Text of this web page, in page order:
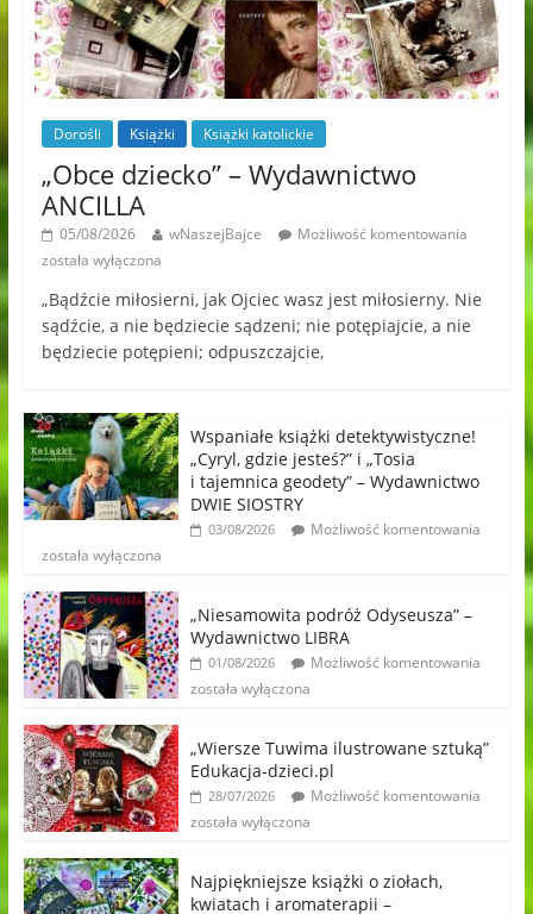
Dorośli Książki Książki katolickie
„Obce dziecko” – Wydawnictwo
ANCILLA
05/08/2026 wNaszejBajce
Możliwość komentowania
została wyłączona
„Bądźcie miłosierni, jak Ojciec wasz jest miłosierny. Nie
sądźcie, a nie będziecie sądzeni; nie potępiajcie, a nie
będziecie potępieni; odpuszczajcie,
Wspaniałe książki detektywistyczne!
„Cyryl, gdzie jesteś?” i „Tosia
i tajemnica geodety” – Wydawnictwo
DWIE SIOSTRY
03/08/2026
Możliwość komentowania
została wyłączona
„Niesamowita podróż Odyseusza” –
Wydawnictwo LIBRA
01/08/2026
Możliwość komentowania
została wyłączona
„Wiersze Tuwima ilustrowane sztuką”
Edukacja-dzieci.pl
28/07/2026
Możliwość komentowania
została wyłączona
Najpiękniejsze książki o ziołach,
kwiatach i aromaterapii –